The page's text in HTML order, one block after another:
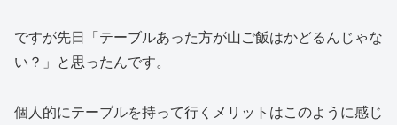
ですが先日「テーブルあった方が山ご飯はかどるんじゃな
い？」と思ったんです。
個人的にテーブルを持って行くメリットはこのように感じ